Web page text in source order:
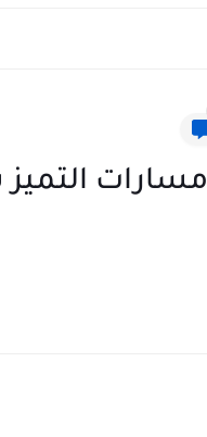
مسارات التميز